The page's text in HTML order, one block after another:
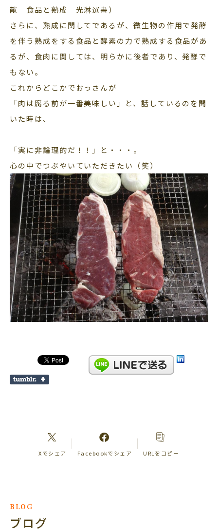
献 食品と熟成 光淋選書）
さらに、熟成に関してであるが、微生物の作用で発酵
を伴う熟成をする食品と酵素の力で熟成する食品があ
るが、食肉に関しては、明らかに後者であり、発酵で
もない。
これからどこかでおっさんが
「肉は腐る前が一番美味しい」と、話しているのを聞
いた時は、
「実に非論理的だ！！」と・・・。
心の中でつぶやいていただきたい（笑）
Xでシェア Facebookでシェア URLをコピー
BLOG
ブログ